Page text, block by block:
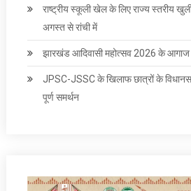
राष्ट्रीय स्कूली खेल के ल‍िए राज्य स्तरीय
अगस्त से रांची में
झारखंड आदिवासी महोत्सव 2026 के आगाज
JPSC-JSSC के खिलाफ छात्रों के
पूर्ण समर्थन